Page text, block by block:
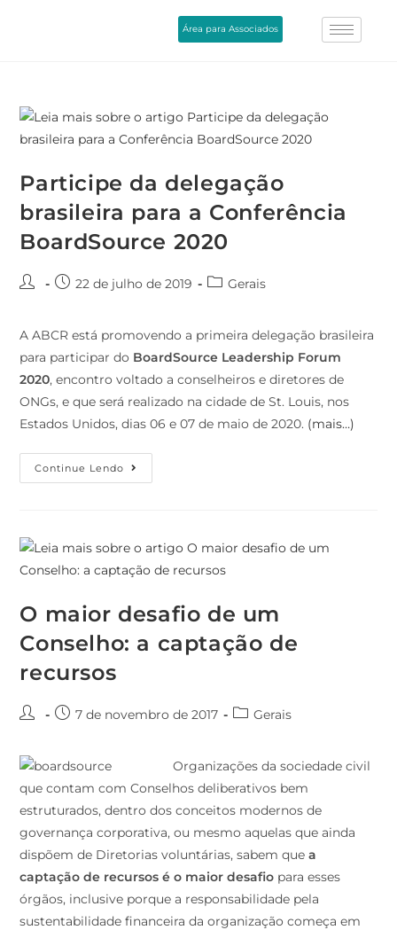
Área para Associados
Participe da delegação
brasileira para a Conferência
BoardSource 2020
22 de julho de 2019 Gerais
A ABCR está promovendo a primeira delegação brasileira
para participar do BoardSource Leadership Forum
2020, encontro voltado a conselheiros e diretores de
ONGs, e que será realizado na cidade de St. Louis, nos
Estados Unidos, dias 06 e 07 de maio de 2020. (mais…)
Continue Lendo
O maior desafio de um
Conselho: a captação de
recursos
7 de novembro de 2017 Gerais
Organizações da sociedade civil
que contam com Conselhos deliberativos bem
estruturados, dentro dos conceitos modernos de
governança corporativa, ou mesmo aquelas que ainda
dispõem de Diretorias voluntárias, sabem quea
captação de recursos é o maior desafio para esses
órgãos, inclusive porque a responsabilidade pela
sustentabilidade financeira da organização começa em